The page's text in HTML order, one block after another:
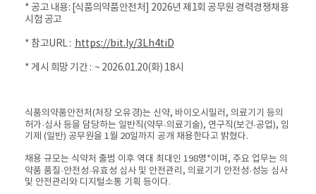
*공고 내용: 식품의약품안전처 ] 2026년 제 1회 공무원 경력경쟁채용
시험 공고
* 참고URL: https://bit.ly/3Lh4tiD
*게시 희망 기간 : ~ 2026.01.20(화) 18시
식품의약품안전처(처장 오유경)는 신약, 바이오시밀러, 의료기기 등의
허가·심사 등을 담당하는 일반직(약무·의료기술), 연구직(보건·공업), 임
기제 (일반) 공무원을 1월 20일까지 공개 채용한다고 밝혔다.
채용 규모는 식약처 출범 이후 역대 최대인 198명*이며, 주요 업무는 의
약품 품질·안전성·유효성 심사 및 안전관리, 의료기기 안전성·성능 심사
및 안전관리와 디지털소통 기획 등이다.